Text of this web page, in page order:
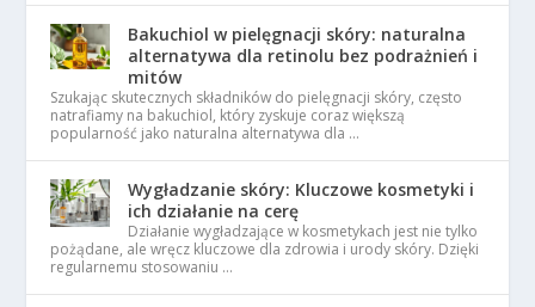
Bakuchiol w pielęgnacji skóry: naturalna
alternatywa dla retinolu bez podrażnień i
mitów
Szukając skutecznych składników do pielęgnacji skóry, często
natrafiamy na bakuchiol, który zyskuje coraz większą
popularność jako naturalna alternatywa dla …
Wygładzanie skóry: Kluczowe kosmetyki i
ich działanie na cerę
Działanie wygładzające w kosmetykach jest nie tylko
pożądane, ale wręcz kluczowe dla zdrowia i urody skóry. Dzięki
regularnemu stosowaniu …